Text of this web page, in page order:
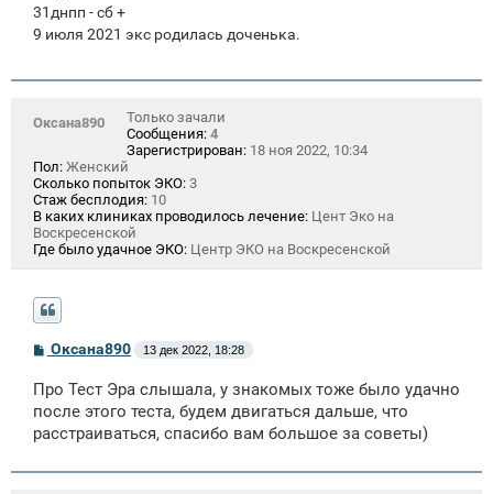
31днпп - сб +
9 июля 2021 экс родилась доченька.
Оксана890
Только зачали
Сообщения: 4
Зарегистрирован: 18 ноя 2022, 10:34
Пол: Женский
Сколько попыток ЭКО: 3
Стаж бесплодия: 10
В каких клиниках проводилось лечение: Цент Эко на
Воскресенской
Где было удачное ЭКО: Центр ЭКО на Воскресенской
С
б
щ
н
е
Оксана890 13 дек 2022, 18:28
Про Тест Эра слышала, у знакомых тоже было удачно
после этого теста, будем двигаться дальше, что
расстраиваться, спасибо вам большое за советы)